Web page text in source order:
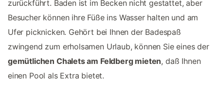
zurückführt. Baden ist im Becken nicht gestattet, aber
Besucher können ihre Füße ins Wasser halten und am
Ufer picknicken. Gehört bei Ihnen der Badespaß
zwingend zum erholsamen Urlaub, können Sie eines der
gemütlichen Chalets am Feldberg mieten, daß Ihnen
einen Pool als Extra bietet.